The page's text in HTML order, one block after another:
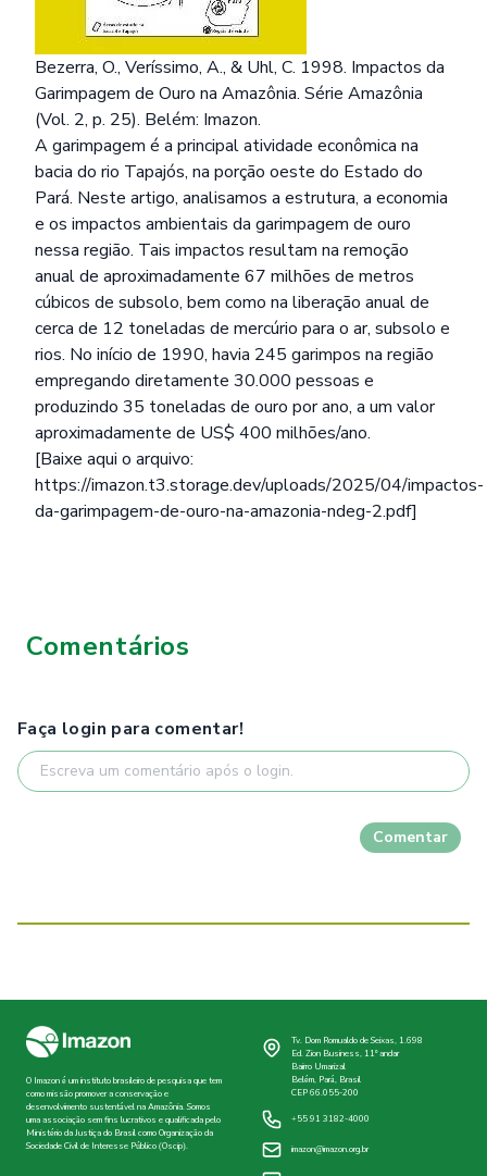
Bezerra, O., Veríssimo, A., & Uhl, C. 1998. Impactos da
Garimpagem de Ouro na Amazônia. Série Amazônia
(Vol. 2, p. 25). Belém: Imazon.
A garimpagem é a principal atividade econômica na
bacia do rio Tapajós, na porção oeste do Estado do
Pará. Neste artigo, analisamos a estrutura, a economia
e os impactos ambientais da garimpagem de ouro
nessa região. Tais impactos resultam na remoção
anual de aproximadamente 67 milhões de metros
cúbicos de subsolo, bem como na liberação anual de
cerca de 12 toneladas de mercúrio para o ar, subsolo e
rios. No início de 1990, havia 245 garimpos na região
empregando diretamente 30.000 pessoas e
produzindo 35 toneladas de ouro por ano, a um valor
aproximadamente de US$ 400 milhões/ano.
[Baixe aqui o arquivo:
https://imazon.t3.storage.dev/uploads/2025/04/impactos-
da-garimpagem-de-ouro-na-amazonia-ndeg-2.pdf]
Comentários
Faça login para comentar!
Comentar
O Imazon é um instituto brasileiro de pesquisa que tem
como missão promover a conservação e
desenvolvimento sustentável na Amazônia. Somos
uma associação sem fins lucrativos e qualificada pelo
Ministério da Justiça do Brasil como Organização da
Sociedade Civil de Interesse Público (Oscip).
Tv. Dom Romualdo de Seixas, 1.698
Ed. Zion Business, 11º andar
Bairro Umarizal
Belém, Pará, Brasil
CEP 66.055-200
+55 91 3182-4000
imazon@imazon.org.br